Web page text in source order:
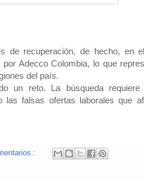
de recuperación, de hecho, en
Adecco Colombia, lo que
del país.
un reto. La búsqueda requiere
las falsas ofertas laborales que